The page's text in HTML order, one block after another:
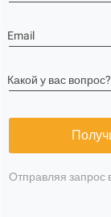
Email
Какой у вас вопрос?
Отправляя запрос